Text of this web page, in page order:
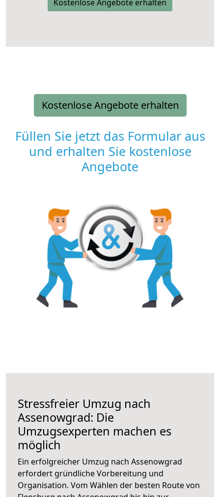
Kostenlose Angebote erhalten
Kostenlose Angebote erhalten
Füllen Sie jetzt das Formular aus
und erhalten Sie kostenlose
Angebote
Stressfreier Umzug nach
Assenowgrad: Die
Umzugsexperten machen es
möglich
Ein erfolgreicher Umzug nach Assenowgrad
erfordert gründliche Vorbereitung und
Organisation. Vom Wählen der besten Route von